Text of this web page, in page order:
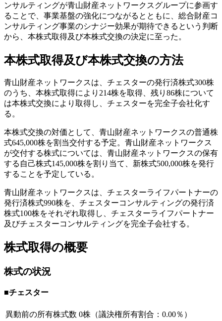
ンサルティングが青山財産ネットワークスグループに参画す
ることで、事業基盤の強化につながるとともに、総合財産コ
ンサルティング事業のシナジー効果が期待できるという判断
から、本株式取得及び本株式交換の決定に至った。
本株式取得及び本株式交換の方法
青山財産ネットワークスは、チェスターの発行済株式300株
のうち、本株式取得により214株を取得、残り86株について
は本株式交換により取得し、チェスターを完全子会社化す
る。
本株式交換の対価として、青山財産ネットワークスの普通株
式645,000株を割当交付する予定。青山財産ネットワークス
が交付する株式については、青山財産ネットワークスの保有
する自己株式145,000株を割り当て、新株式500,000株を発行
することを予定している。
青山財産ネットワークスは、チェスターライフパートナーの
発行済株式990株を、チェスターコンサルティングの発行済
株式100株をそれぞれ取得し、チェスターライフパートナー
及びチェスターコンサルティングを完全子会社する。
株式取得の概要
株式の状況
■チェスター
異動前の所有株式数 0株（議決権所有割合：0.00％）